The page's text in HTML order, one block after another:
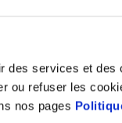
des services et des
ou refuser les
nos pages